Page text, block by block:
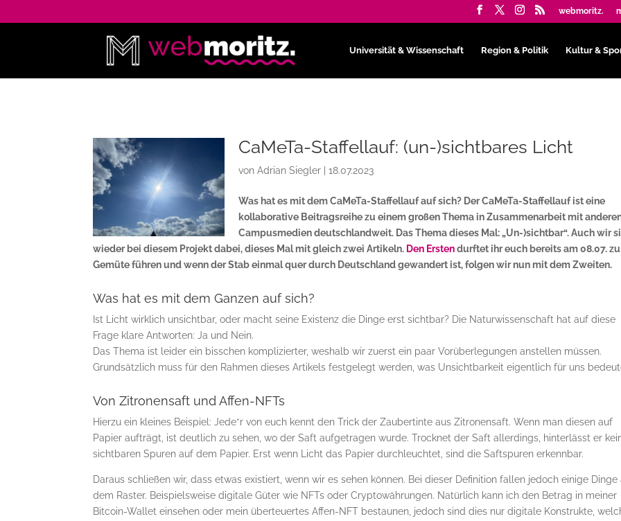
webmoritz.
Universität & Wissenschaft Region & Politik Kultur &
CaMeTa-Staffellauf: (un-)sichtbares Licht
vonAdrian Siegler |18.07.2023
Was hat es mit dem CaMeTa-Staffellauf auf sich? Der CaMeTa-Staffellauf ist eine
kollaborative Beitragsreihe zu einem großen Thema in Zusammenarbeit mit
Campusmedien deutschlandweit. Das Thema dieses Mal: „Un-)sichtbar“. Auch wir
wieder bei diesem Projekt dabei, dieses Mal mit gleich zwei Artikeln. Den Erstendurftet ihr euch bereits am 08.07. zu
Gemüte führen und wenn der Stab einmal quer durch Deutschland gewandert ist, folgen wir nun mit dem Zweiten.
Was hat es mit dem Ganzen auf sich?
Ist Licht wirklich unsichtbar, oder macht seine Existenz die Dinge erst sichtbar? Die Naturwissenschaft hat auf diese
Frage klare Antworten: Ja und Nein.
Das Thema ist leider ein bisschen komplizierter, weshalb wir zuerst ein paar Vorüberlegungen anstellen müssen.
Grundsätzlich muss für den Rahmen dieses Artikels festgelegt werden, was Unsichtbarkeit eigentlich für uns
Von Zitronensaft und Affen-NFTs
Hierzu ein kleines Beispiel: Jede*r von euch kennt den Trick der Zaubertinte aus Zitronensaft. Wenn man diesen auf
Papier aufträgt, ist deutlich zu sehen, wo der Saft aufgetragen wurde. Trocknet der Saft allerdings, hinterlässt er
sichtbaren Spuren auf dem Papier. Erst wenn Licht das Papier durchleuchtet, sind die Saftspuren erkennbar.
Daraus schließen wir, dass etwas existiert, wenn wir es sehen können. Bei dieser Definition fallen jedoch einige Dinge
dem Raster. Beispielsweise digitale Güter wie NFTs oder Cryptowährungen. Natürlich kann ich den Betrag in meiner
Bitcoin-Wallet einsehen oder mein überteuertes Affen-NFT bestaunen, jedoch sind dies nur digitale Konstrukte,